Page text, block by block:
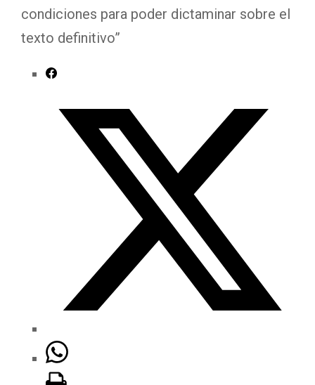
condiciones para poder dictaminar sobre el
texto definitivo”